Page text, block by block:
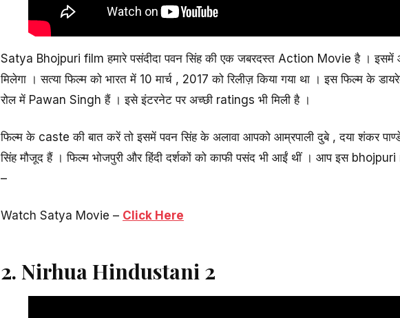
Satya Bhojpuri film हमारे पसंदीदा पवन सिंह की एक जबरदस्त Action Movie है । इसमें
मिलेगा । सत्या फिल्म को भारत में 10 मार्च , 2017 को रिलीज़ किया गया था । इस फिल्म के
रोल में Pawan Singh हैं । इसे इंटरनेट पर अच्छी ratings भी मिली है ।
फिल्म के caste की बात करें तो इसमें पवन सिंह के अलावा आपको आम्रपाली दुबे , दया शंकर
सिंह मौजूद हैं । फिल्म भोजपुरी और हिंदी दर्शकों को काफी पसंद भी आईं थीं । आप इस
–
Watch Satya Movie – Click Here
2. Nirhua Hindustani 2